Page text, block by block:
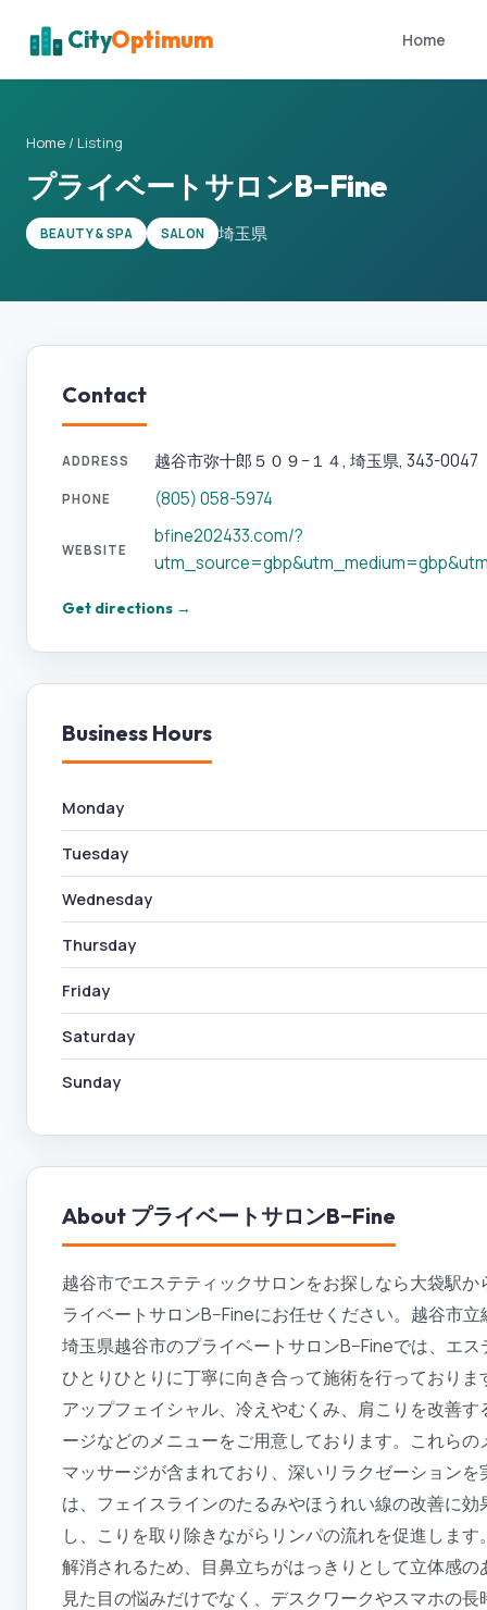
CityOptimum Home
Home / Listing
プライベートサロンB−Fine
BEAUTY & SPA SALON 埼玉県
Contact
ADDRESS 越谷市弥十郎５０９−１４, 埼玉県, 343-0047
PHONE (805) 058-5974
WEBSITE
bfine202433.com/?
Get directions →
Business Hours
Monday
Tuesday
Wednesday
Thursday
Friday
Saturday
Sunday
About プライベートサロンB−Fine
越谷市でエステティックサロンをお探しなら大袋駅
ライベートサロンB−Fineにお任せください。越谷市
埼玉県越谷市のプライベートサロンB−Fineでは、エ
ひとりひとりに丁寧に向き合って施術を行っており
アップフェイシャル、冷えやむくみ、肩こりを改善
ージなどのメニューをご用意しております。これら
マッサージが含まれており、深いリラクゼーション
は、フェイスラインのたるみやほうれい線の改善に
し、こりを取り除きながらリンパの流れを促進しま
解消されるため、目鼻立ちがはっきりとして立体感
見た目の悩みだけでなく、デスクワークやスマホの